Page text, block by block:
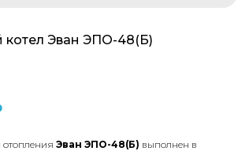
котел Эван ЭПО-48(Б)
отопления Эван ЭПО-48(Б) выполнен в